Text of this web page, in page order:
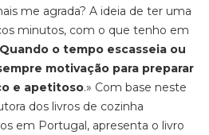
me agrada? A ideia de ter uma
minutos, com o que tenho em
Quando o tempo escasseia ou
motivação para preparar
e apetitoso.» Com base neste
dos livros de cozinha
em Portugal, apresenta o livro